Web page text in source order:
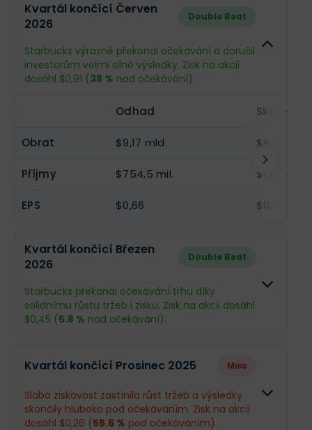
Obrat
Příjmy $808,4 mil.
Kvartál končící Červen
2026
Double Beat
Starbucks výrazně překonal očekávání a doručil
investorům velmi silné výsledky. Zisk na akcii
dosáhl $0,91 (38 % nad očekávání).
Odhad
Obrat $9,17 mld. $9,32 mld.
Příjmy $754,5 mil. $1,05 mld.
EPS $0,66 $0,91
Kvartál končící Březen
2026
Double Beat
Starbucks překonal očekávání trhu díky
solidnímu růstu tržeb i zisku. Zisk na akcii dosáhl
$0,45 (5.8 % nad očekávání).
Příjmy $486,5 mil.
Kvartál končící Prosinec 2025 Miss
Slabá ziskovost zastínila růst tržeb a výsledky
skončily hluboko pod očekáváním. Zisk na akcii
dosáhl $0,26 (55.6 % pod očekáváním).